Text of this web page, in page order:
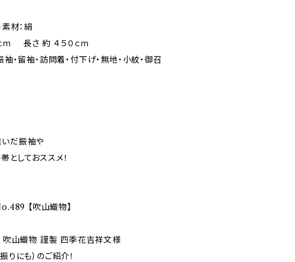
素材：絹
ｃｍ 長さ 約 ４５０ｃｍ
袖・留袖・訪問着・付下げ・無地・小紋・御召
だ振袖や
としておススメ！
【吹山織物】
山織物 謹製 四季花吉祥文様
りにも）のご紹介！